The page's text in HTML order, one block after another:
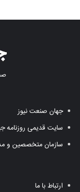
جهان صنعت نیوز
سایت قدیمی روزنامه
سازمان متخصصین و
ارتباط با ما